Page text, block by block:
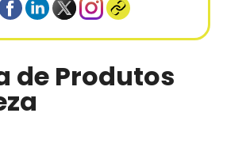
de Produtos